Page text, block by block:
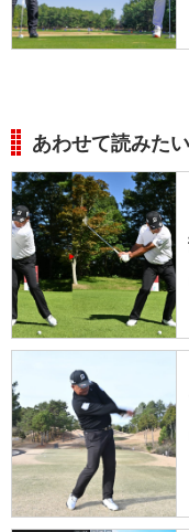
あわせて読みたい